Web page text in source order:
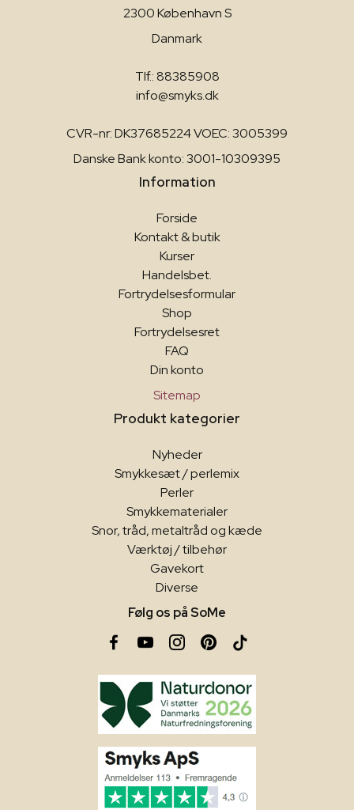
2300 København S
Danmark
Tlf.: 88385908
info@smyks.dk
CVR-nr: DK37685224 VOEC: 3005399
Danske Bank konto: 3001-10309395
Information
Forside
Kontakt & butik
Kurser
Handelsbet.
Fortrydelsesformular
Shop
Fortrydelsesret
FAQ
Din konto
Sitemap
Produkt kategorier
Nyheder
Smykkesæt / perlemix
Perler
Smykkematerialer
Snor, tråd, metaltråd og kæde
Værktøj / tilbehør
Gavekort
Diverse
Følg os på SoMe